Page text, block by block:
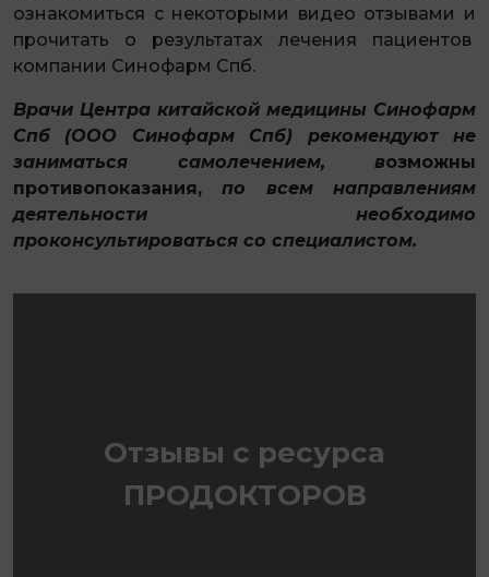
ознакомиться с некоторыми видео отзывами и
прочитать о результатах лечения пациентов
компании Синофарм Спб.
Врачи Центра китайской медицины Синофарм
Спб (ООО Синофарм Спб) рекомендуют не
заниматься самолечением, возможны
противопоказания,по всем направлениям
деятельности необходимо
проконсультироваться со специалистом.
Отзывы с ресурса
ПРОДОКТОРОВ